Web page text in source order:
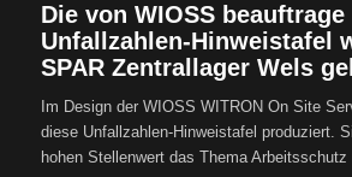
Die von WIOSS beauftrage
Unfallzahlen-Hinweistafel
SPAR Zentrallager Wels
Im Design der WIOSS WITRON On Site
diese Unfallzahlen-Hinweistafel produziert.
hohen Stellenwert das Thema